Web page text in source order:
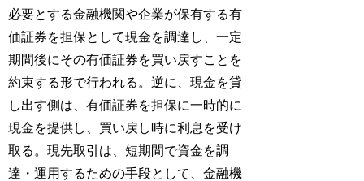
必要とする金融機関や企業が保有する有
価証券を担保として現金を調達し、一定
期間後にその有価証券を買い戻すことを
約束する形で行われる。逆に、現金を貸
し出す側は、有価証券を担保に一時的に
現金を提供し、買い戻し時に利息を受け
取る。現先取引は、短期間で資金を調
達・運用するための手段として、金融機